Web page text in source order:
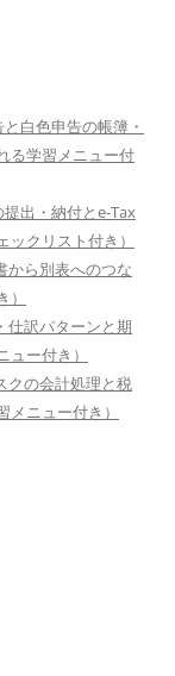
白色申告の帳簿・
る学習メニュー付
出・納付とe-Tax
クリスト付き）
から別表へのつな
仕訳パターンと期
ー付き）
クの会計処理と税
ニュー付き）